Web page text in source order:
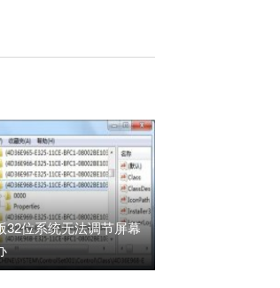
32位系统无法调节屏幕